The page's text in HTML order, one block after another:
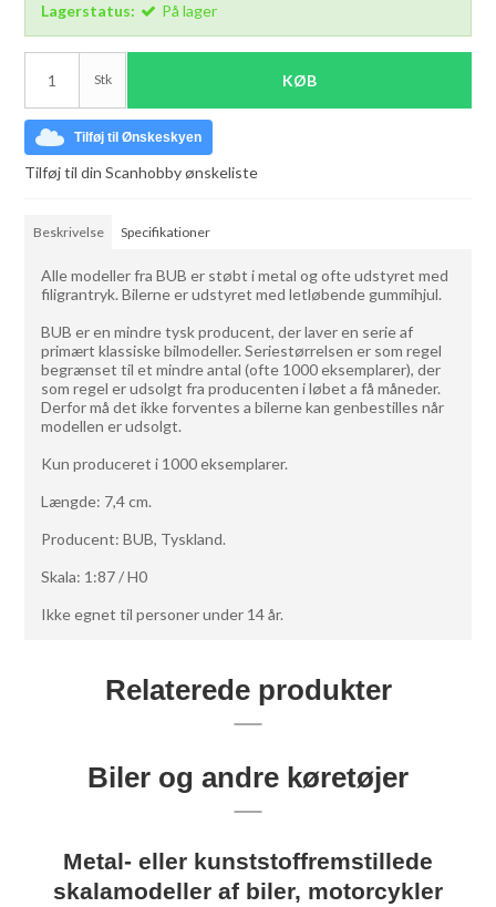
Lagerstatus: På lager
Stk KØB
Tilføj til Ønskeskyen
Tilføj til din Scanhobby ønskeliste
Beskrivelse Specifikationer
Alle modeller fra BUB er støbt i metal og ofte udstyret med
filigrantryk. Bilerne er udstyret med letløbende gummihjul.
BUB er en mindre tysk producent, der laver en serie af
primært klassiske bilmodeller. Seriestørrelsen er som regel
begrænset til et mindre antal (ofte 1000 eksemplarer), der
som regel er udsolgt fra producenten i løbet a få måneder.
Derfor må det ikke forventes a bilerne kan genbestilles når
modellen er udsolgt.
Kun produceret i 1000 eksemplarer.
Længde: 7,4 cm.
Producent: BUB, Tyskland.
Skala: 1:87 / H0
Ikke egnet til personer under 14 år.
Relaterede produkter
Biler og andre køretøjer
Metal- eller kunststoffremstillede
skalamodeller af biler, motorcykler